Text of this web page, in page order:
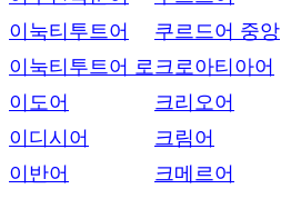
이눅티투트어
이눅티투트어 로
이도어
이디시어
이반어
쿠르드어 중앙
크로아티아어
크리오어
크림어
크메르어